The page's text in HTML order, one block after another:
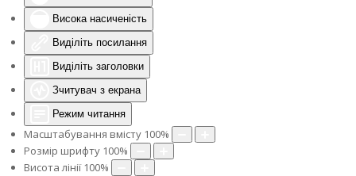
Висока насиченість
Виділіть посилання
Виділіть заголовки
Зчитувач з екрана
Режим читання
Масштабування вмісту 100%
Розмір шрифту 100%
Висота лінії 100%